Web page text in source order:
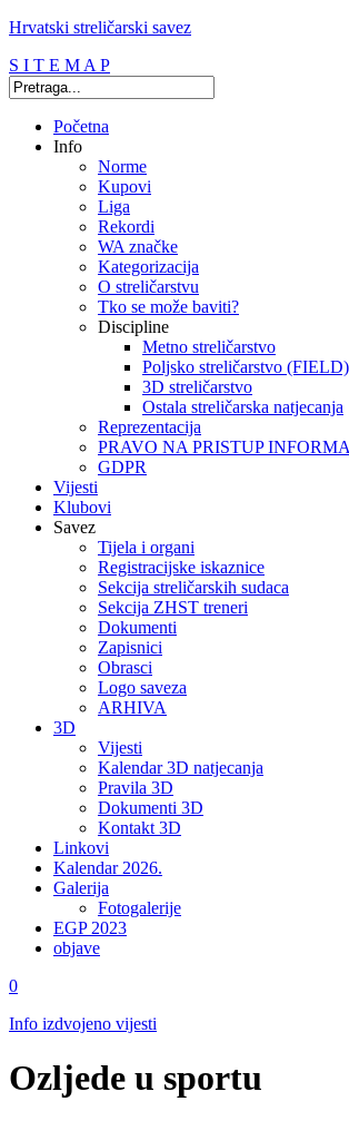
Hrvatski streličarski savez
S I T E M A P
Početna
Info
Norme
Kupovi
Liga
Rekordi
WA značke
Kategorizacija
O streličarstvu
Tko se može baviti?
Discipline
Metno streličarstvo
Poljsko streličarstvo (FIELD)
3D streličarstvo
Ostala streličarska natjecanja
Reprezentacija
PRAVO NA PRISTUP
GDPR
Vijesti
Klubovi
Savez
Tijela i organi
Registracijske iskaznice
Sekcija streličarskih sudaca
Sekcija ZHST treneri
Dokumenti
Zapisnici
Obrasci
Logo saveza
ARHIVA
3D
Vijesti
Kalendar 3D natjecanja
Pravila 3D
Dokumenti 3D
Kontakt 3D
Linkovi
Kalendar 2026.
Galerija
Fotogalerije
EGP 2023
objave
0
Info izdvojeno vijesti
Ozljede u sportu